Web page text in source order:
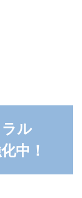
ラル
中！